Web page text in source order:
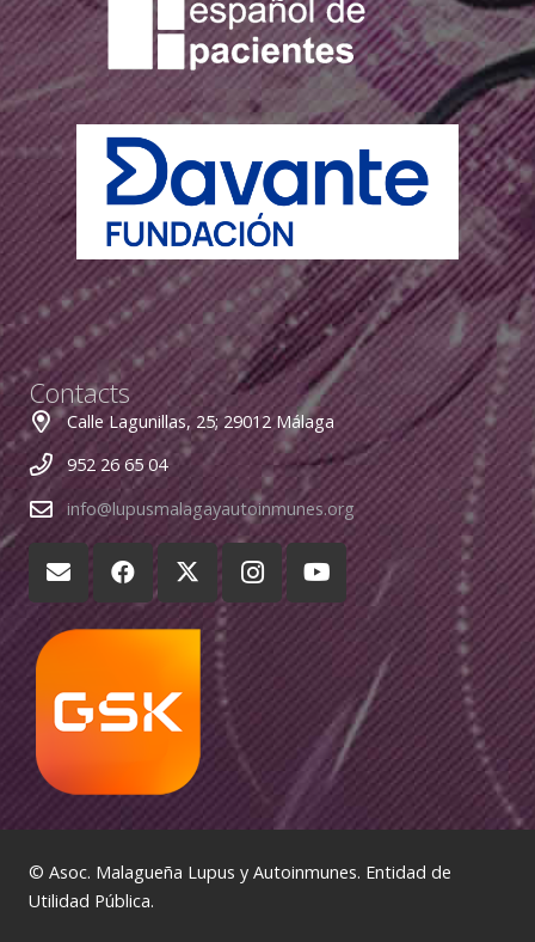
Contacts
Calle Lagunillas, 25; 29012 Málaga
952 26 65 04
info@lupusmalagayautoinmunes.org
© Asoc. Malagueña Lupus y Autoinmunes. Entidad de
Utilidad Pública.